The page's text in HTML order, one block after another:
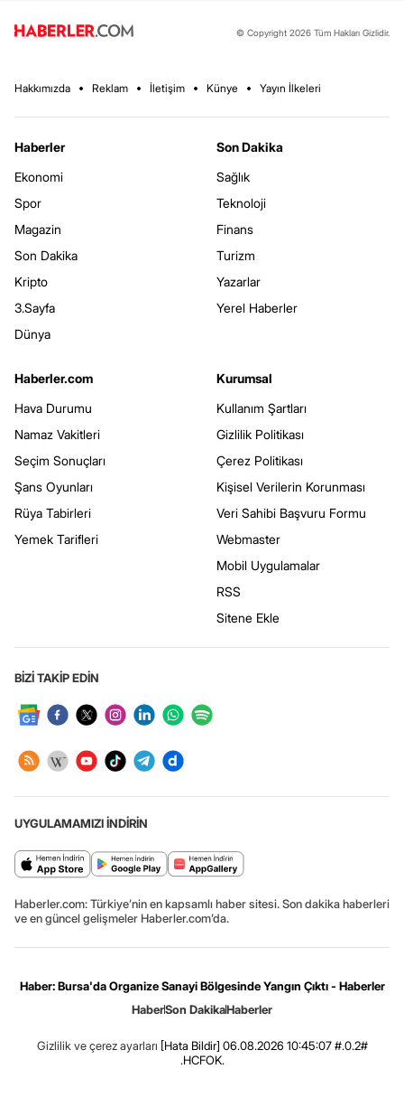
© Copyright 2026 Tüm Hakları Gizlidir.
Hakkımızda Reklam İletişim Künye Yayın İlkeleri
Haberler
Ekonomi
Spor
Magazin
Son Dakika
Kripto
3.Sayfa
Dünya
Son Dakika
Sağlık
Teknoloji
Finans
Turizm
Yazarlar
Yerel Haberler
Haberler.com
Hava Durumu
Namaz Vakitleri
Seçim Sonuçları
Şans Oyunları
Rüya Tabirleri
Yemek Tarifleri
Kurumsal
Kullanım Şartları
Gizlilik Politikası
Çerez Politikası
Kişisel Verilerin Korunması
Veri Sahibi Başvuru Formu
Webmaster
Mobil Uygulamalar
RSS
Sitene Ekle
BİZİ TAKİP EDİN
UYGULAMAMIZI İNDİRİN
Haberler.com: Türkiye’nin en kapsamlı haber sitesi. Son dakika haberleri
ve en güncel gelişmeler Haberler.com’da.
Haber: Bursa'da Organize Sanayi Bölgesinde Yangın Çıktı - Haberler
HaberSon DakikaHaberler
Gizlilik ve çerez ayarları [Hata Bildir] 06.08.2026 10:45:07 #.0.2#
.HCFOK.